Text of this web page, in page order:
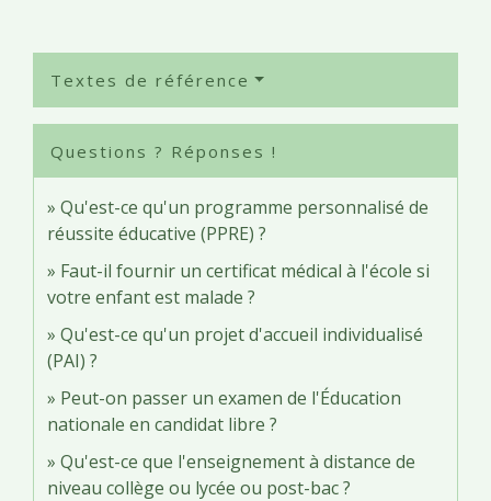
Textes de référence
Questions ? Réponses !
Qu'est-ce qu'un programme personnalisé de
réussite éducative (PPRE) ?
Faut-il fournir un certificat médical à l'école si
votre enfant est malade ?
Qu'est-ce qu'un projet d'accueil individualisé
(PAI) ?
Peut-on passer un examen de l'Éducation
nationale en candidat libre ?
Qu'est-ce que l'enseignement à distance de
niveau collège ou lycée ou post-bac ?